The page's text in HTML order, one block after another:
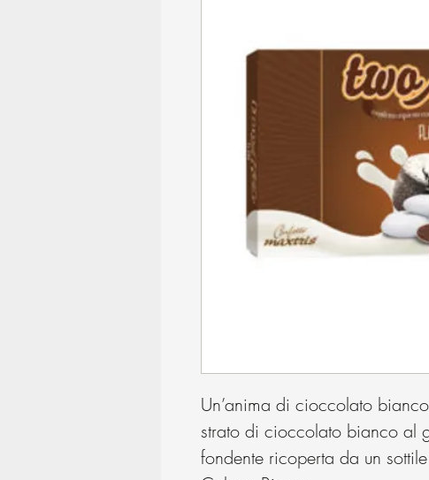
Un’anima di cioccolato
strato di cioccolato bianco al
fondente ricoperta da un